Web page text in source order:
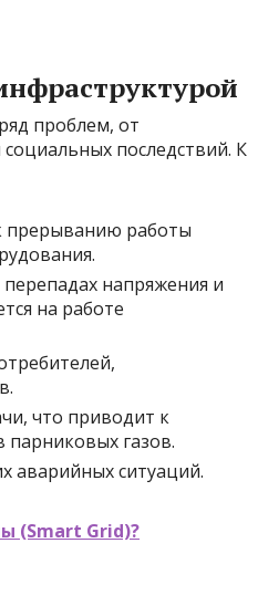
проблем, от
последствий. К
прерыванию работы
напряжения и
на работе
что приводит к
газов.
аварийных ситуаций.
(Smart Grid)?